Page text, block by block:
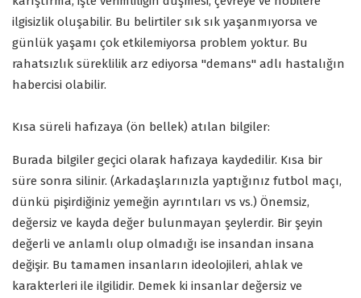
ilgisizlik oluşabilir. Bu belirtiler sık sık yaşanmıyorsa ve
günlük yaşamı çok etkilemiyorsa problem yoktur. Bu
rahatsızlık süreklilik arz ediyorsa "demans" adlı hastalığın
habercisi olabilir.
Kısa süreli hafızaya (ön bellek) atılan bilgiler:
Burada bilgiler geçici olarak hafızaya kaydedilir. Kısa bir
süre sonra silinir. (Arkadaşlarınızla yaptığınız futbol maçı,
dünkü pişirdiğiniz yemeğin ayrıntıları vs vs.) Önemsiz,
değersiz ve kayda değer bulunmayan şeylerdir. Bir şeyin
değerli ve anlamlı olup olmadığı ise insandan insana
değişir. Bu tamamen insanların ideolojileri, ahlak ve
karakterleri ile ilgilidir. Demek ki insanlar değersiz ve